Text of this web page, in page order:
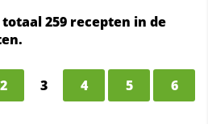
totaal 259 recepten in de
2 3 4 5 6